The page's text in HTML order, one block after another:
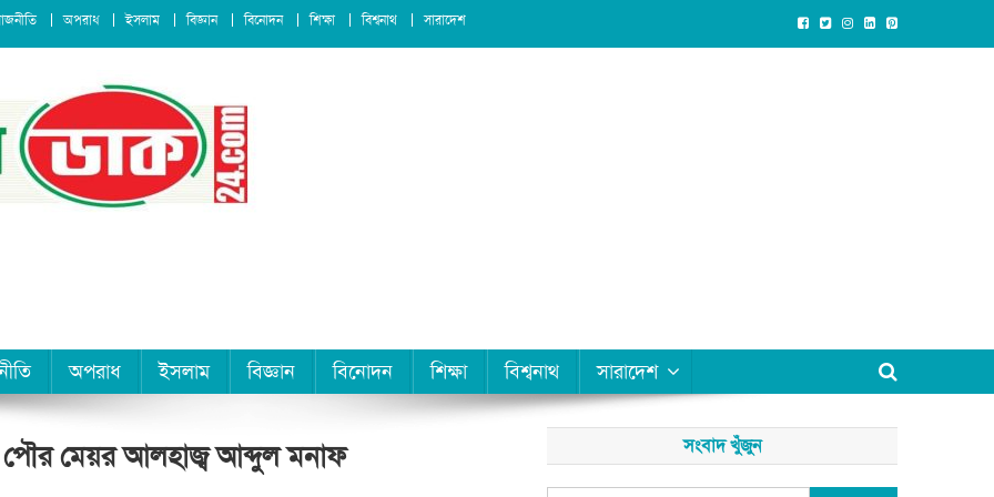
অপরাধ ইসলাম বিজ্ঞান বিনোদন শিক্ষা বিশ্বনাথ সারাদেশ
অপরাধ ইসলাম বিজ্ঞান বিনোদন শিক্ষা বিশ্বনাথ সারাদেশ
পৌর মেয়র আলহাজ্ব আব্দুল মনাফ সংবাদ খুঁজুন